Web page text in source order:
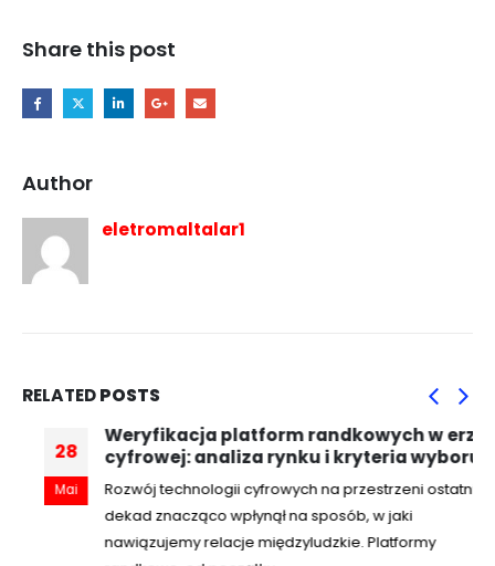
Share this post
Author
eletromaltalar1
RELATEDPOSTS
28
Mai
Weryfikacja platform randkowych w erze
cyfrowej: analiza rynku i kryteria wyboru
Rozwój technologii cyfrowych na przestrzeni ostatnich
dekad znacząco wpłynął na sposób, w jaki
nawiązujemy relacje międzyludzkie. Platformy